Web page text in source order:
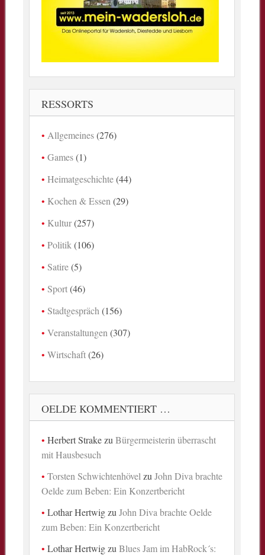
RESSORTS
Allgemeines(276)
Games(1)
Heimatgeschichte(44)
Kochen & Essen (29)
Kultur(257)
Politik (106)
Satire(5)
Sport(46)
Stadtgespräch (156)
Veranstaltungen (307)
Wirtschaft(26)
OELDE KOMMENTIERT …
Herbert StrakezuBürgermeisterin überrascht
mit Hausbesuch
Torsten Schwichtenhövel zuJohn Diva brachte
Oelde zum Beben: Ein Konzertbericht
Lothar HertwigzuJohn Diva brachte Oelde
zum Beben: Ein Konzertbericht
Lothar HertwigzuBlues Jam im HabRock´s: